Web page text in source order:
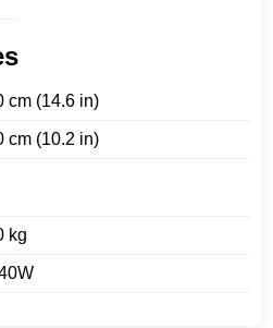
cm (14.6 in)
cm (10.2 in)
kg